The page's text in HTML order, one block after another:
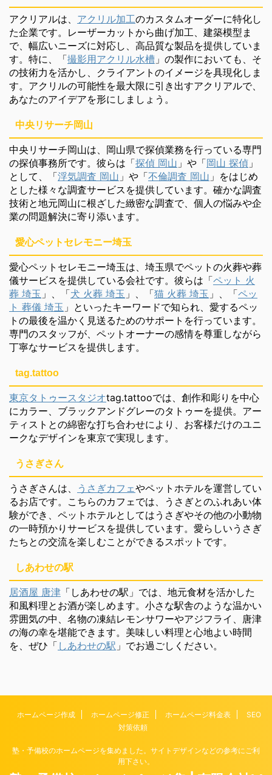
アクリアルは、 アクリル加工のカスタムオーダーに特化し
た企業です。レーザーカットから曲げ加工、建築模型ま
で、幅広いニーズに対応し、高品質な製品を提供していま
す。特に、「撮影用アクリル水槽 」の製作においても、そ
の技術力を活かし、クライアントのイメージを具現化しま
す。アクリルの可能性を最大限に引き出すアクリアルで、
あなたのアイデアを形にしましょう。
中央リサーチ岡山
中央リサーチ岡山は、岡山県で探偵業務を行っている専門
の探偵事務所です。彼らは「探偵 岡山 」や「岡山 探偵 」
として、「浮気調査 岡山 」や「不倫調査 岡山 」をはじめ
とした様々な調査サービスを提供しています。確かな調査
技術と地元岡山に根ざした緻密な調査で、個人の悩みや企
業の問題解決に寄り添います。
愛心ペットセレモニー埼玉
愛心ペットセレモニー埼玉は、埼玉県でペットの火葬や葬
儀サービスを提供している会社です。彼らは「ペット 火
葬 埼玉 」、「犬 火葬 埼玉 」、「猫 火葬 埼玉 」、「ペッ
ト 葬儀 埼玉 」といったキーワードで知られ、愛するペッ
トの最後を温かく見送るためのサポートを行っています。
専門のスタッフが、ペットオーナーの感情を尊重しながら
丁寧なサービスを提供します。
tag.tattoo
東京タトゥースタジオtag.tattooでは、創作和彫りを中心
にカラー、ブラックアンドグレーのタトゥーを提供。アー
ティストとの綿密な打ち合わせにより、お客様だけのユニ
ークなデザインを東京で実現します。
うさぎさん
うさぎさんは、 うさぎカフェやペットホテルを運営してい
るお店です。こちらのカフェでは、うさぎとのふれあい体
験ができ、ペットホテルとしてはうさぎやその他の小動物
の一時預かりサービスを提供しています。愛らしいうさぎ
たちとの交流を楽しむことができるスポットです。
しあわせの駅
居酒屋 唐津 「しあわせの駅」では、地元食材を活かした
和風料理とお酒が楽しめます。小さな駅舎のような温かい
雰囲気の中、名物の凍結レモンサワーやアジフライ、唐津
の海の幸を堪能できます。美味しい料理と心地よい時間
を、ぜひ「 しあわせの駅 」でお過ごしください。
ホームページ作成 ホームページ修正 ホームページ料金表
SEO
対策依頼
塾・予備校のホームページを集めました。サイトデザインなどの参考にご利
用下さい。